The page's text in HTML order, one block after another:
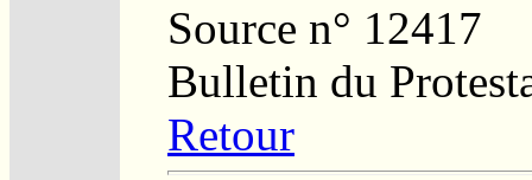
Source n° 12417
Bulletin du
Retour